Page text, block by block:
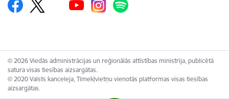
© 2026 Viedās administrācijas un reģionālās attīstības ministrija, publicētā
satura visas tiesības aizsargātas.
© 2020 Valsts kanceleja, Tīmekļvietņu vienotās platformas visas tiesības
aizsargātas.